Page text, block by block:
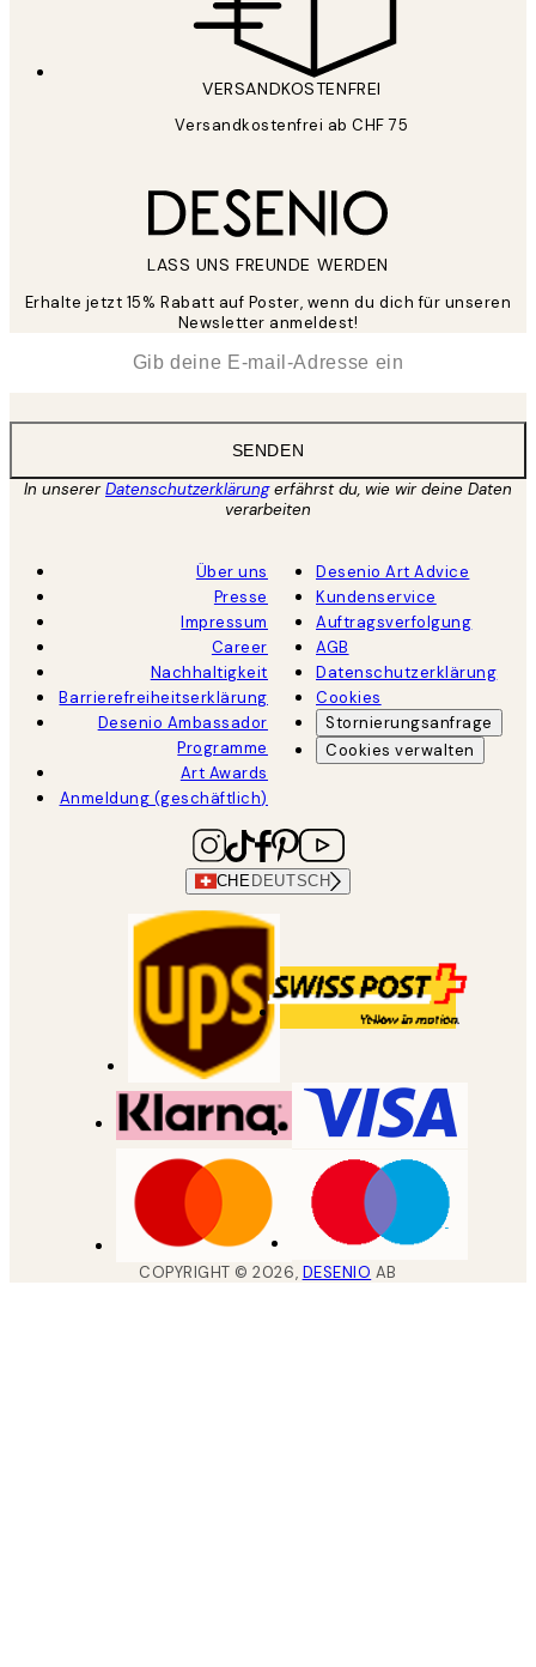
VERSANDKOSTENFREI
Versandkostenfrei ab CHF 75
LASS UNS FREUNDE WERDEN
Erhalte jetzt 15% Rabatt auf Poster, wenn du dich für unseren
Newsletter anmeldest!
SENDEN
In unsererDatenschutzerklärungerfährst du, wie wir deine Daten
verarbeiten
Über uns
Presse
Impressum
Career
Nachhaltigkeit
Barrierefreiheitserklärung
Desenio Ambassador
Programme
Art Awards
Anmeldung (geschäftlich)
Desenio Art Advice
Kundenservice
Auftragsverfolgung
AGB
Datenschutzerklärung
Cookies
Stornierungsanfrage
Cookies verwalten
CHE DEUTSCH
COPYRIGHT ©2026, DESENIO AB